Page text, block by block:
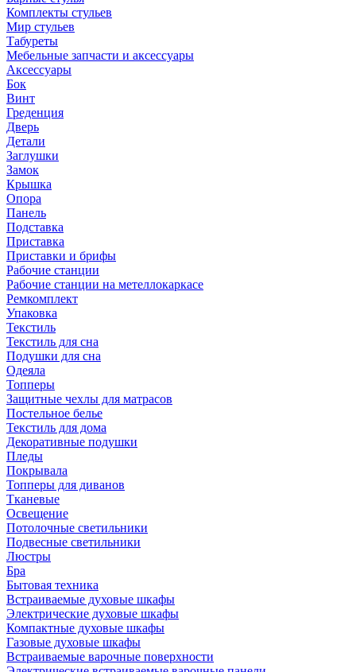
Комплекты стульев
Мир стульев
Табуреты
Мебельные запчасти и аксессуары
Аксессуары
Бок
Винт
Греденция
Дверь
Детали
Заглушки
Замок
Крышка
Опора
Панель
Подставка
Приставка
Приставки и брифы
Рабочие станции
Рабочие станции на метеллокаркасе
Ремкомплект
Упаковка
Текстиль
Текстиль для сна
Подушки для сна
Одеяла
Топперы
Защитные чехлы для матрасов
Постельное белье
Текстиль для дома
Декоративные подушки
Пледы
Покрывала
Топперы для диванов
Тканевые
Освещение
Потолочные светильники
Подвесные светильники
Люстры
Бра
Бытовая техника
Встраиваемые духовые шкафы
Электрические духовые шкафы
Компактные духовые шкафы
Газовые духовые шкафы
Встраиваемые варочные поверхности